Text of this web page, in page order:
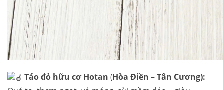
Táo đỏ hữu cơ Hotan (Hòa Điền – Tân Cương):